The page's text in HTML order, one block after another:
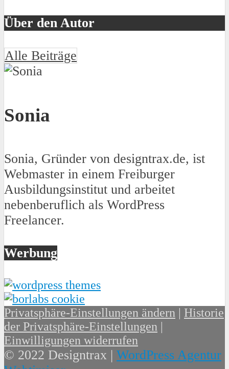
Über den Autor
Alle Beiträge
Sonia
Sonia, Gründer von designtrax.de, ist
Webmaster in einem Freiburger
Ausbildungsinstitut und arbeitet
nebenberuflich als WordPress
Freelancer.
Werbung
Privatsphäre-Einstellungen ändern
Historie
der Privatsphäre-Einstellungen
Einwilligungen widerrufen
© 2022 Designtrax | WordPress Agentur